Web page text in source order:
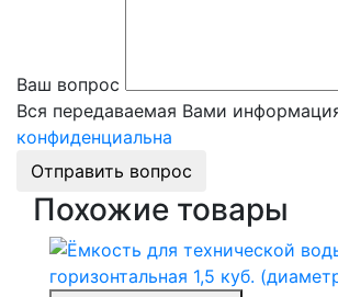
Ваш вопрос
Вся передаваемая Вами
конфиденциальна
Отправить вопрос
Похожие товары